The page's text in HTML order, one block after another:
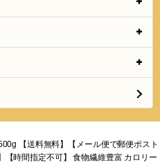
【送料無料】【メール便で郵便ポスト
【時間指定不可】 食物繊維豊富 カロリー